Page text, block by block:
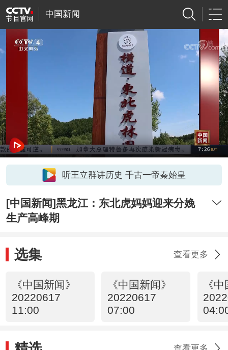
中国新闻
听王立群讲历史 千古一帝秦始皇
[中国新闻]黑龙江：东北虎妈妈迎来分娩
生产高峰期
选集 查看更多
《中国新闻》
20220617
11:00
《中国新闻》
20220617
07:00
《